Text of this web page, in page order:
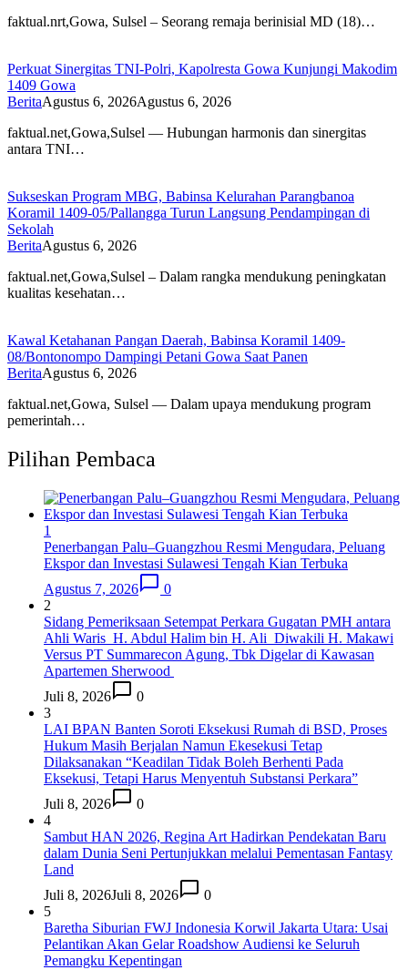
faktual.nrt,Gowa, Sulsel – Seorang remaja berinisial MD (18)…
Perkuat Sinergitas TNI-Polri, Kapolresta Gowa Kunjungi Makodim
1409 Gowa
BeritaAgustus 6, 2026Agustus 6, 2026
faktual.net,Gowa,Sulsel — Hubungan harmonis dan sinergitas
antara TNI…
Sukseskan Program MBG, Babinsa Kelurahan Parangbanoa
Koramil 1409-05/Pallangga Turun Langsung Pendampingan di
Sekolah
BeritaAgustus 6, 2026
faktual.net,Gowa,Sulsel – Dalam rangka mendukung peningkatan
kualitas kesehatan…
Kawal Ketahanan Pangan Daerah, Babinsa Koramil 1409-
08/Bontonompo Dampingi Petani Gowa Saat Panen
BeritaAgustus 6, 2026
faktual.net,Gowa, Sulsel — Dalam upaya mendukung program
pemerintah…
Pilihan Pembaca
1
Penerbangan Palu–Guangzhou Resmi Mengudara, Peluang
Ekspor dan Investasi Sulawesi Tengah Kian Terbuka
Agustus 7, 2026
0
2
Sidang Pemeriksaan Setempat Perkara Gugatan PMH antara
Ahli Waris H. Abdul Halim bin H. Ali Diwakili H. Makawi
Versus PT Summarecon Agung, Tbk Digelar di Kawasan
Apartemen Sherwood
Juli 8, 2026
0
3
LAI BPAN Banten Soroti Eksekusi Rumah di BSD, Proses
Hukum Masih Berjalan Namun Ekesekusi Tetap
Dilaksanakan “Keadilan Tidak Boleh Berhenti Pada
Eksekusi, Tetapi Harus Menyentuh Substansi Perkara”
Juli 8, 2026
0
4
Sambut HAN 2026, Regina Art Hadirkan Pendekatan Baru
dalam Dunia Seni Pertunjukkan melalui Pementasan Fantasy
Land
Juli 8, 2026Juli 8, 2026
0
5
Baretha Siburian FWJ Indonesia Korwil Jakarta Utara: Usai
Pelantikan Akan Gelar Roadshow Audiensi ke Seluruh
Pemangku Kepentingan